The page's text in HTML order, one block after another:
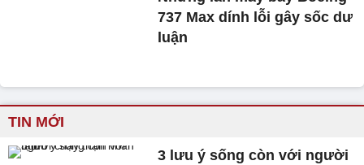
737 Max dính lỗi gây sốc dư
luận
TIN MỚI
3 lưu ý sống còn với người